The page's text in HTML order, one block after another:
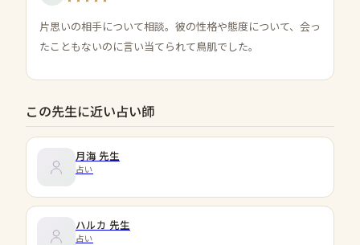
片思いの相手について相談。彼の性格や態度について、会っ
たこともないのに言い当てられて鳥肌でした。
この先生に近い占い師
月海 先生
占い
ハルカ 先生
占い